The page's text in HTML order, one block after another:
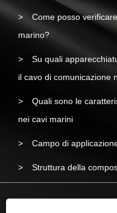
Come posso
marino?
Su quali
il cavo di comunicazione
Quali sono le
nei cavi marini
Campo di
Struttura della
Copyright © 2023